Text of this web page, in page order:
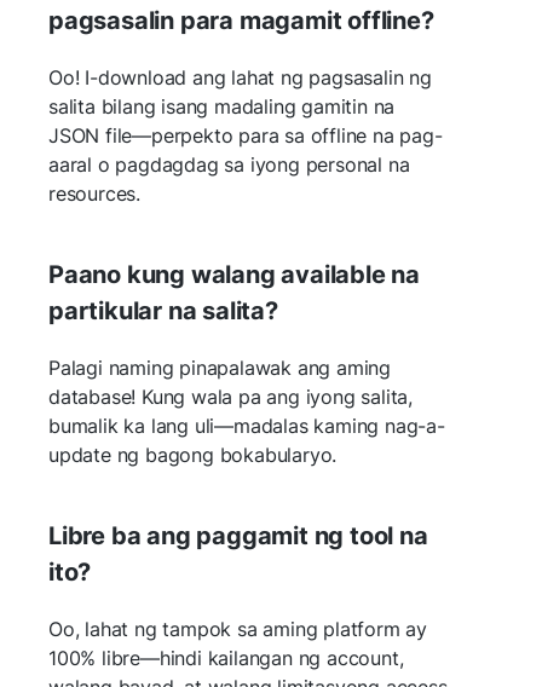
pagsasalin para magamit offline?
Oo! I-download ang lahat ng pagsasalin ng
salita bilang isang madaling gamitin na
JSON file—perpekto para sa offline na pag-
aaral o pagdagdag sa iyong personal na
resources.
Paano kung walang available na
partikular na salita?
Palagi naming pinapalawak ang aming
database! Kung wala pa ang iyong salita,
bumalik ka lang uli—madalas kaming nag-a-
update ng bagong bokabularyo.
Libre ba ang paggamit ng tool na
ito?
Oo, lahat ng tampok sa aming platform ay
100% libre—hindi kailangan ng account,